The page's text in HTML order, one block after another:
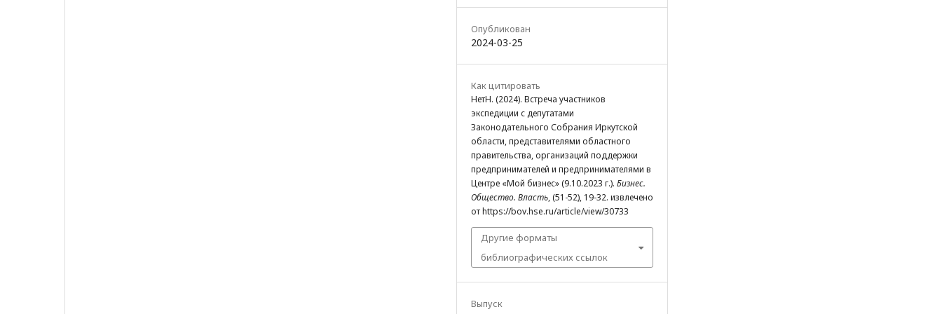
Опубликован
2024-03-25
Как цитировать
НетН. (2024). Встреча участников
экспедиции с депутатами
Законодательного Собрания Иркутской
области, представителями областного
правительства, организаций поддержки
предпринимателей и предпринимателями в
Центре «Мой бизнес» (9.10.2023 г.). Бизнес.
Общество. Власть, (51-52), 19-32. извлечено
от https://bov.hse.ru/article/view/30733
Другие форматы
библиографических ссылок
Выпуск